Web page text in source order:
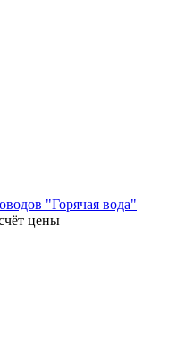
"Горячая вода"
цены